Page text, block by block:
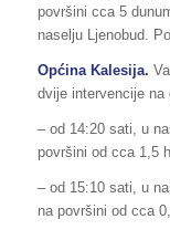
površini cca 5
naselju Ljenobud.
Općina Kalesija.
dvije intervencije na
– od 14:20 sati, u
površini od cca 1,5
– od 15:10 sati, u
na površini od cca